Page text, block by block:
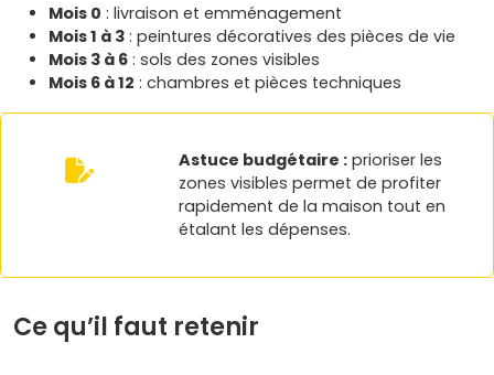
Mois 0 : livraison et emménagement
Mois 1 à 3 : peintures décoratives des pièces de vie
Mois 3 à 6 : sols des zones visibles
Mois 6 à 12 : chambres et pièces techniques
Astuce budgétaire :prioriser les
zones visibles permet de profiter
rapidement de la maison tout en
étalant les dépenses.
Ce qu’il faut retenir